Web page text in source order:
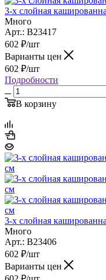
3-х слойная
Много
Арт.: B23417
602 ₽/шт
Варианты цен
602 ₽/шт
Подробности
В корзину
3-х слойная
Много
Арт.: B23406
602 ₽/шт
Варианты цен